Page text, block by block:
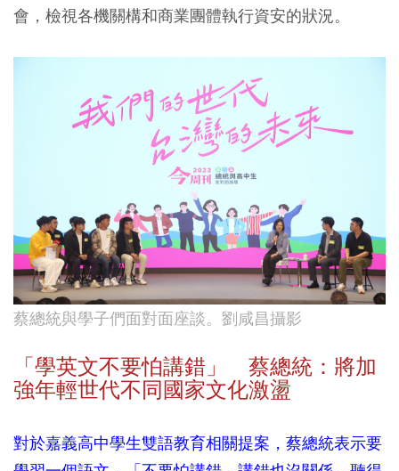
會，檢視各機關構和商業團體執行資安的狀況。
蔡總統與學子們面對面座談。劉咸昌攝影
「學英文不要怕講錯」 蔡總統：將加
強年輕世代不同國家文化激盪
對於嘉義高中學生雙語教育相關提案，蔡總統表示要